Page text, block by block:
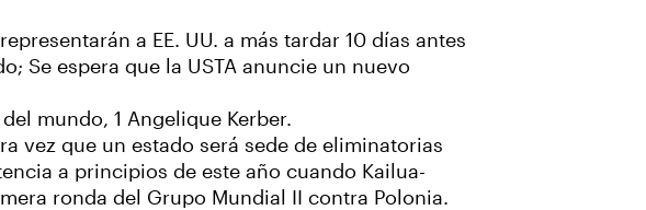
a EE. UU. a más tardar 10 días antes
Se espera que la USTA anuncie un nuevo
mundo, 1 Angelique Kerber.
vez que un estado será sede de eliminatorias
a principios de este año cuando Kailua-
ronda del Grupo Mundial II contra Polonia.